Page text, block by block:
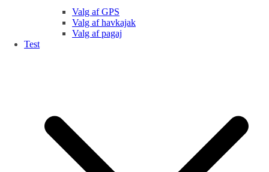
Valg af GPS
Valg af havkajak
Valg af pagaj
Test